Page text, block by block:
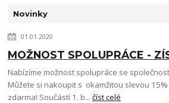
Novinky
01.01.2020
MOŽNOST SPOLUPRÁCE -
Nabízíme možnost spolupráce se společností
Můžete si nakoupit s okamžitou slevou
zdarma! Součástí 1. b...číst celé